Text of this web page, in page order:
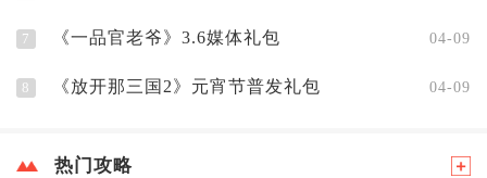
7 《一品官老爷》3.6媒体礼包 04-09
8 《放开那三国2》元宵节普发礼包 04-09
热门攻略